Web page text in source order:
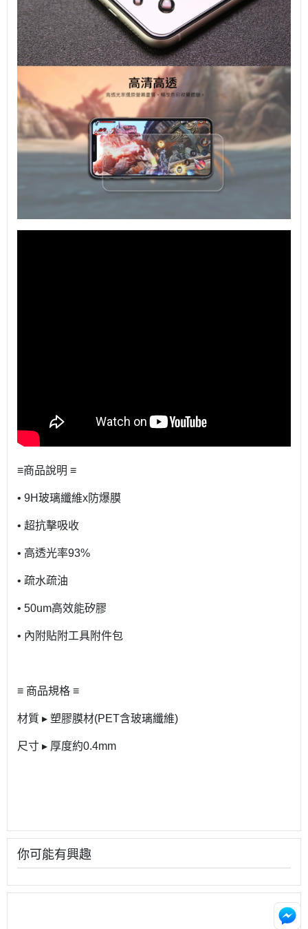
≡商品說明 ≡
• 9H玻璃纖維x防爆膜
• 超抗擊吸收
• 高透光率93%
• 疏水疏油
• 50um高效能矽膠
• 內附貼附工具附件包
≡ 商品規格 ≡
材質 ▸ 塑膠膜材(PET含玻璃纖維)
尺寸 ▸ 厚度約0.4mm
你可能有興趣